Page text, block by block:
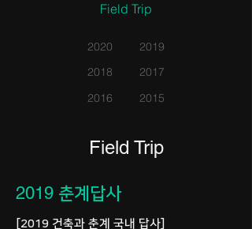
Field Trip
2020
2018
2016
2019
2017
2015
Field Trip
2019 춘계답사
[2019 건축과 춘계 국내 답사]